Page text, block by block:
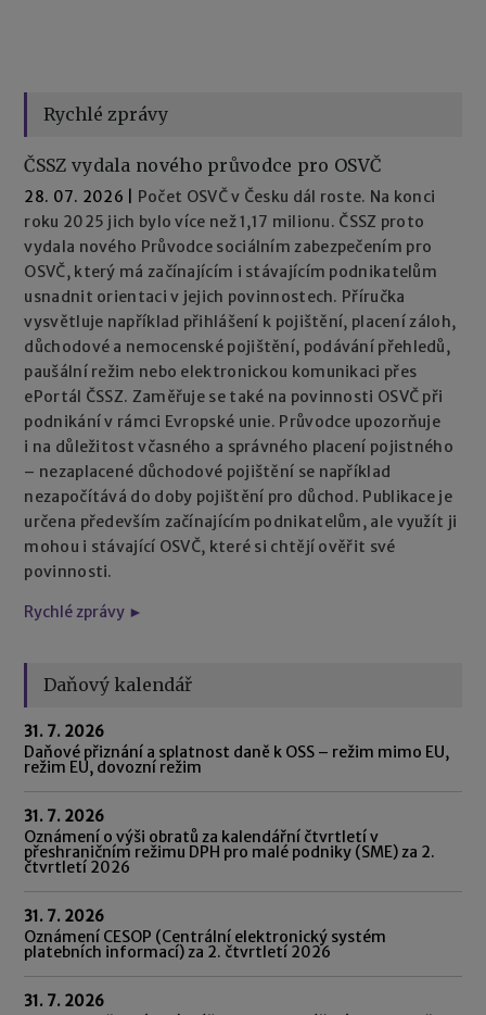
Rychlé zprávy
ČSSZ vydala nového průvodce pro OSVČ
28. 07. 2026
Počet OSVČ v Česku dál roste. Na konci
roku 2025 jich bylo více než 1,17 milionu. ČSSZ proto
vydala nového Průvodce sociálním zabezpečením pro
OSVČ, který má začínajícím i stávajícím podnikatelům
usnadnit orientaci v jejich povinnostech. Příručka
vysvětluje například přihlášení k pojištění, placení záloh,
důchodové a nemocenské pojištění, podávání přehledů,
paušální režim nebo elektronickou komunikaci přes
ePortál ČSSZ. Zaměřuje se také na povinnosti OSVČ při
podnikání v rámci Evropské unie. Průvodce upozorňuje
i na důležitost včasného a správného placení pojistného
– nezaplacené důchodové pojištění se například
nezapočítává do doby pojištění pro důchod. Publikace je
určena především začínajícím podnikatelům, ale využít ji
mohou i stávající OSVČ, které si chtějí ověřit své
povinnosti.
Rychlé zprávy ►
Daňový kalendář
31. 7. 2026
Daňové přiznání a splatnost daně k OSS – režim mimo EU,
režim EU, dovozní režim
31. 7. 2026
Oznámení o výši obratů za kalendářní čtvrtletí v
přeshraničním režimu DPH pro malé podniky (SME) za 2.
čtvrtletí 2026
31. 7. 2026
Oznámení CESOP (Centrální elektronický systém
platebních informací) za 2. čtvrtletí 2026
31. 7. 2026